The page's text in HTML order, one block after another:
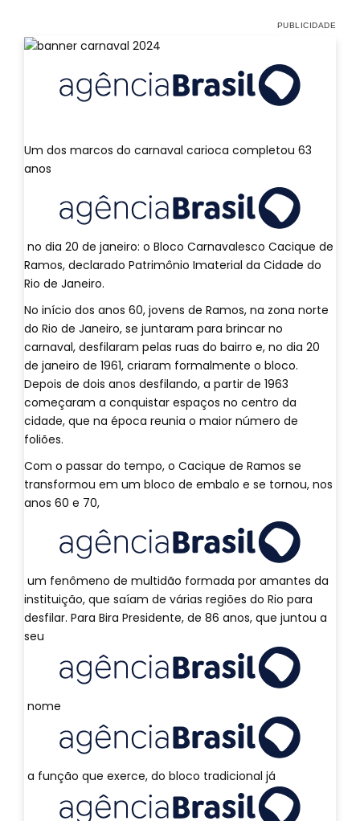
Um dos marcos do carnaval carioca completou 63
anos
no dia 20 de janeiro: o Bloco Carnavalesco Cacique de
Ramos, declarado Patrimônio Imaterial da Cidade do
Rio de Janeiro.
No início dos anos 60, jovens de Ramos, na zona norte
do Rio de Janeiro, se juntaram para brincar no
carnaval, desfilaram pelas ruas do bairro e, no dia 20
de janeiro de 1961, criaram formalmente o bloco.
Depois de dois anos desfilando, a partir de 1963
começaram a conquistar espaços no centro da
cidade, que na época reunia o maior número de
foliões.
Com o passar do tempo, o Cacique de Ramos se
transformou em um bloco de embalo e se tornou, nos
anos 60 e 70,
um fenômeno de multidão formada por amantes da
instituição, que saíam de várias regiões do Rio para
desfilar. Para Bira Presidente, de 86 anos, que juntou a
seu
nome
a função que exerce, do bloco tradicional já